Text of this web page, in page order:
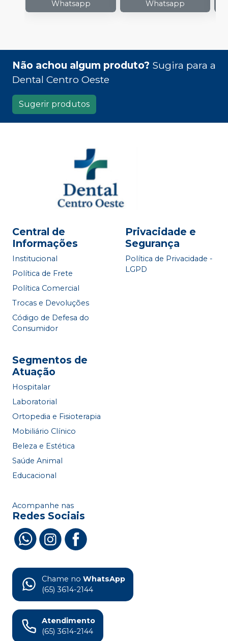
Whatsapp Whatsapp
Não achou algum produto? Sugira para a
Dental Centro Oeste
Sugerir produtos
Central de
Informações
Institucional
Política de Frete
Política Comercial
Trocas e Devoluções
Código de Defesa do
Consumidor
Privacidade e
Segurança
Política de Privacidade -
LGPD
Segmentos de
Atuação
Hospitalar
Laboratorial
Ortopedia e Fisioterapia
Mobiliário Clínico
Beleza e Estética
Saúde Animal
Educacional
Acompanhe nas
Redes Sociais
Chame no WhatsApp
(65) 3614-2144
Atendimento
(65) 3614-2144